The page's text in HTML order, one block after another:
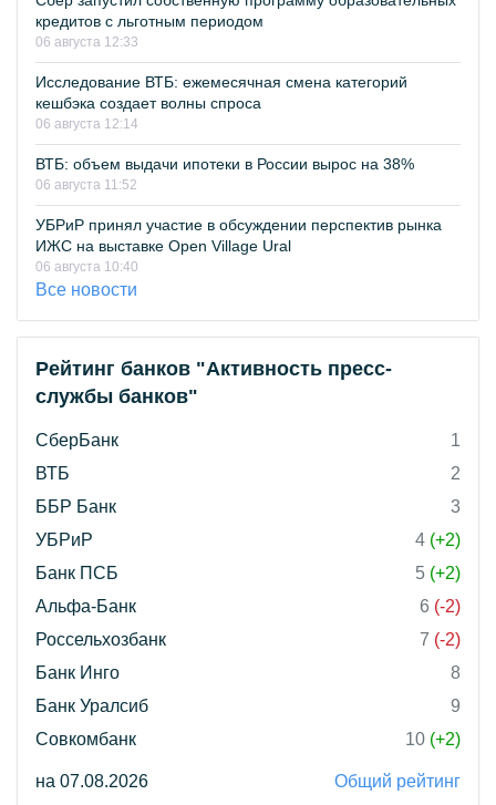
кредитов с льготным периодом
06 августа 12:33
Исследование ВТБ: ежемесячная смена категорий
кешбэка создает волны спроса
06 августа 12:14
ВТБ: объем выдачи ипотеки в России вырос на 38%
06 августа 11:52
УБРиР принял участие в обсуждении перспектив рынка
ИЖС на выставке Open Village Ural
06 августа 10:40
Все новости
Рейтинг банков "Активность пресс-
службы банков"
СберБанк
1
ВТБ
2
ББР Банк
3
УБРиР
4 (+2)
Банк ПСБ
5 (+2)
Альфа-Банк
6 (-2)
Россельхозбанк
7 (-2)
Банк Инго
8
Банк Уралсиб
9
Совкомбанк
10 (+2)
на 07.08.2026 Общий рейтинг